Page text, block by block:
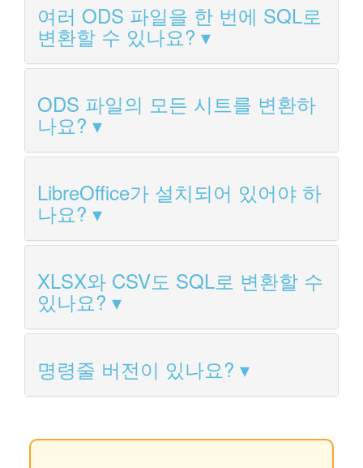
여러 ODS 파일을 한 번에 SQL로
변환할 수 있나요?
ODS 파일의 모든 시트를 변환하
나요?
LibreOffice가 설치되어 있어야 하
나요?
XLSX와 CSV도 SQL로 변환할 수
있나요?
명령줄 버전이 있나요?